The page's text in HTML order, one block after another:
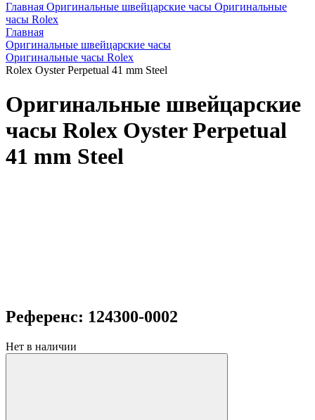
Главная Оригинальные швейцарские часы Оригинальные
часы Rolex
Главная
Оригинальные швейцарские часы
Оригинальные часы Rolex
Rolex Oyster Perpetual 41 mm Steel
Оригинальные швейцарские
часы Rolex Oyster Perpetual
41 mm Steel
Референс: 124300-0002
Нет в наличии